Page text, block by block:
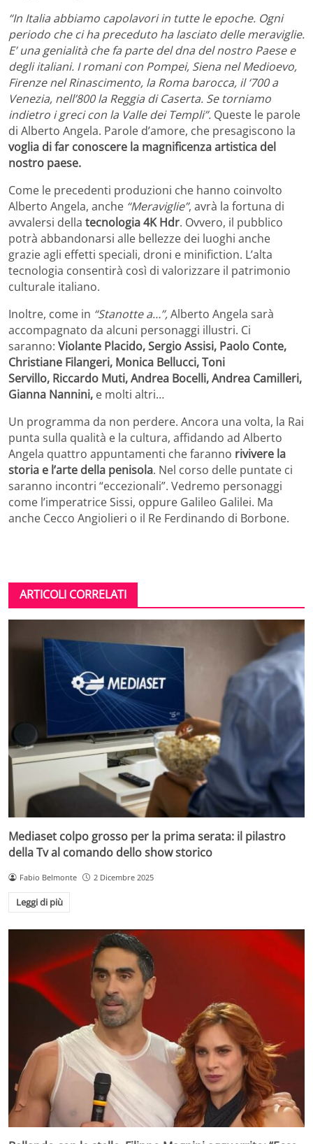
“In Italia abbiamo capolavori in tutte le epoche. Ogni
periodo che ci ha preceduto ha lasciato delle meraviglie.
E’ una genialità che fa parte del dna del nostro Paese e
degli italiani. I romani con Pompei, Siena nel Medioevo,
Firenze nel Rinascimento, la Roma barocca, il ‘700 a
Venezia, nell’800 la Reggia di Caserta. Se torniamo
indietro i greci con la Valle dei Templi”. Queste le parole
di Alberto Angela. Parole d’amore, che presagiscono la
voglia di far conoscere la magnificenza artistica del
nostro paese.
Come le precedenti produzioni che hanno coinvolto
Alberto Angela, anche “Meraviglie”, avrà la fortuna di
avvalersi della tecnologia 4K Hdr. Ovvero, il pubblico
potrà abbandonarsi alle bellezze dei luoghi anche
grazie agli effetti speciali, droni e minifiction. L’alta
tecnologia consentirà così di valorizzare il patrimonio
culturale italiano.
Inoltre, come in “Stanotte a…”,Alberto Angela sarà
accompagnato da alcuni personaggi illustri. Ci
saranno: Violante Placido, Sergio Assisi, Paolo Conte,
Christiane Filangeri, Monica Bellucci, Toni
Servillo, Riccardo Muti, Andrea Bocelli, Andrea Camilleri,
Gianna Nannini, e molti altri…
Un programma da non perdere. Ancora una volta, la Rai
punta sulla qualità e la cultura, affidando ad Alberto
Angela quattro appuntamenti che faranno rivivere la
storia e l’arte della penisola. Nel corso delle puntate ci
saranno incontri “eccezionali”. Vedremo personaggi
come l’imperatrice Sissi, oppure Galileo Galilei. Ma
anche Cecco Angiolieri o il Re Ferdinando di Borbone.
ARTICOLI CORRELATI
Mediaset colpo grosso per la prima serata: il pilastro
della Tv al comando dello show storico
Fabio Belmonte 2 Dicembre 2025
Leggi di più